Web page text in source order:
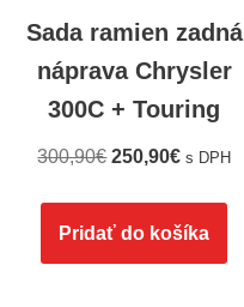
Sada ramien zadná
náprava Chrysler
300C + Touring
300,90€ 250,90€ s DPH
Pridať do košíka